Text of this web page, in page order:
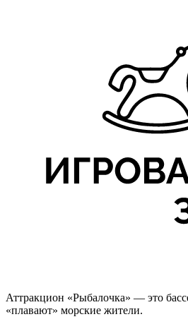
Аттракцион «Рыбалочка» — это
«плавают» морские жители.